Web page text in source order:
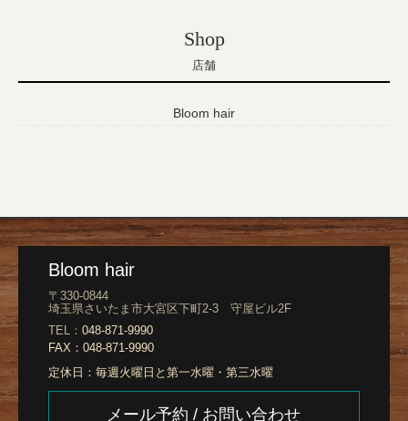
Shop
店舗
Bloom hair
Bloom hair
〒330-0844
埼玉県さいたま市大宮区下町2-3 守屋ビル2F
TEL： 048-871-9990
FAX： 048-871-9990
定休日： 毎週火曜日と第一水曜・第三水曜
メール予約 / お問い合わせ